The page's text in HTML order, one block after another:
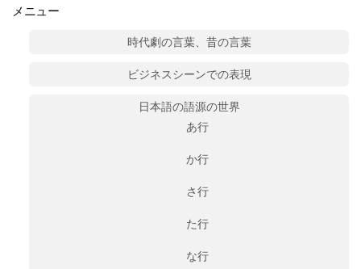
メニュー
時代劇の言葉、昔の言葉
ビジネスシーンでの表現
日本語の語源の世界
あ行
か行
さ行
た行
な行